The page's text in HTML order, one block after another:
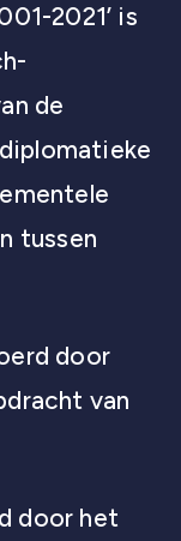
2021’ is
de
tussen
door
van
door het